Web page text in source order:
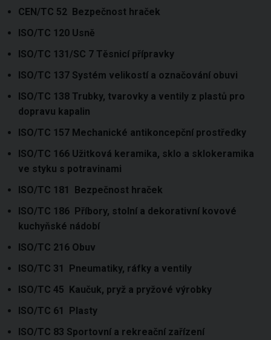
CEN/TC 52 Bezpečnost hraček
ISO/TC 120 Usně
ISO/TC 131/SC 7 Těsnicí přípravky
ISO/TC 137 Systém velikostí a označování obuvi
ISO/TC 138 Trubky, tvarovky a ventily z plastů pro
dopravu kapalin
ISO/TC 157 Mechanické antikoncepční prostředky
ISO/TC 166 Užitková keramika, sklo a sklokeramika
ve styku s potravinami
ISO/TC 181 Bezpečnost hraček
ISO/TC 186 Příbory, stolní a dekorativní kovové
kuchyňské nádobí
ISO/TC 216 Obuv
ISO/TC 31 Pneumatiky, ráfky a ventily
ISO/TC 45 Kaučuk, pryž a pryžové výrobky
ISO/TC 61 Plasty
ISO/TC 83 Sportovní a rekreační zařízení